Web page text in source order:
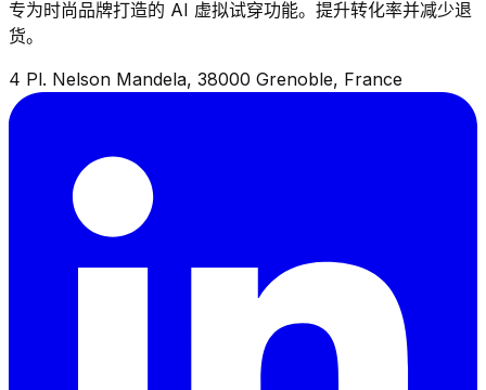
专为时尚品牌打造的 AI 虚拟试穿功能。提升转化率并减少退
货。
4 Pl. Nelson Mandela, 38000 Grenoble, France